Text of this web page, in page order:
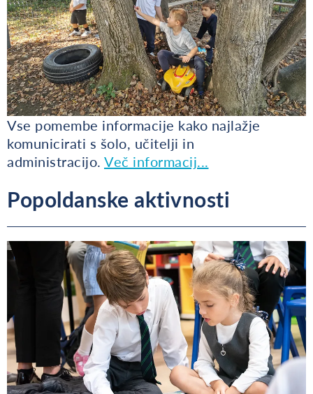
Vse pomembe informacije kako najlažje
komunicirati s šolo, učitelji in
administracijo. Več informacij...
Popoldanske aktivnosti